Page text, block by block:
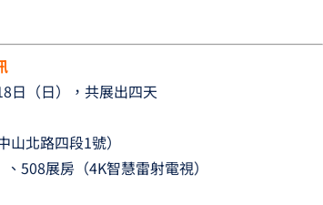
日（日），共展出四天
北路四段1號）
508展房（4K智慧雷射電視）